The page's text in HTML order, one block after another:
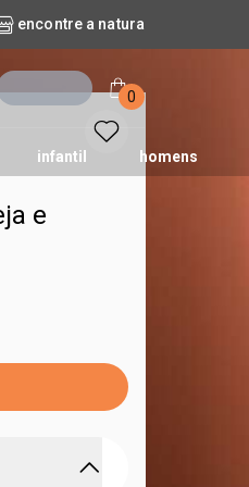
encontre a natura
entrar 0
infantil homens
e
Avelã